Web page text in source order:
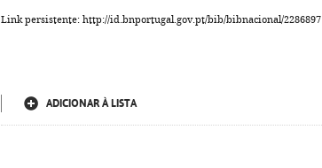
Link persistente: http://id.bnportugal.gov.pt/bib/bibnacional/2286897
ADICIONAR À LISTA